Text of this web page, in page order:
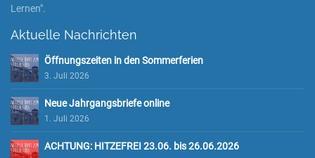
Lernen".
Aktuelle Nachrichten
Öffnungszeiten in den Sommerferien
3. Juli 2026
Neue Jahrgangsbriefe online
1. Juli 2026
ACHTUNG: HITZEFREI 23.06. bis 26.06.2026